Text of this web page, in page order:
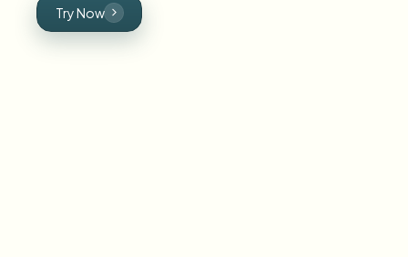
Try Now